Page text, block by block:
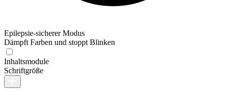
Epilepsie-sicherer Modus
Dämpft Farben und stoppt Blinken
Inhaltsmodule
Schriftgröße